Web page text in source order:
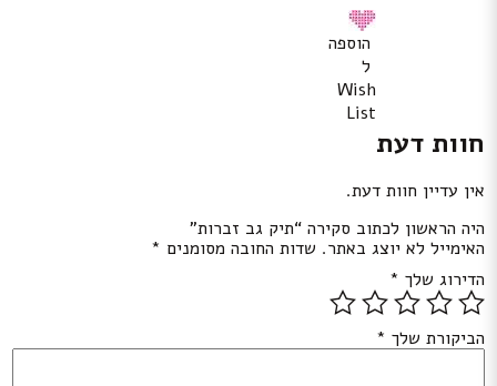
הוספה
ל
Wish
List
חוות דעת
אין עדיין חוות דעת.
היה הראשון לכתוב סקירה “תיק גב זברות”
האימייל לא יוצג באתר. שדות החובה מסומנים *
הדירוג שלך *
הביקורת שלך *